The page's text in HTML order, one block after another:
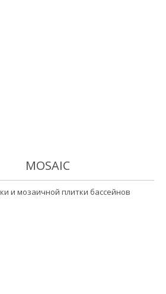
MOSAIC
и мозаичной плитки бассейнов